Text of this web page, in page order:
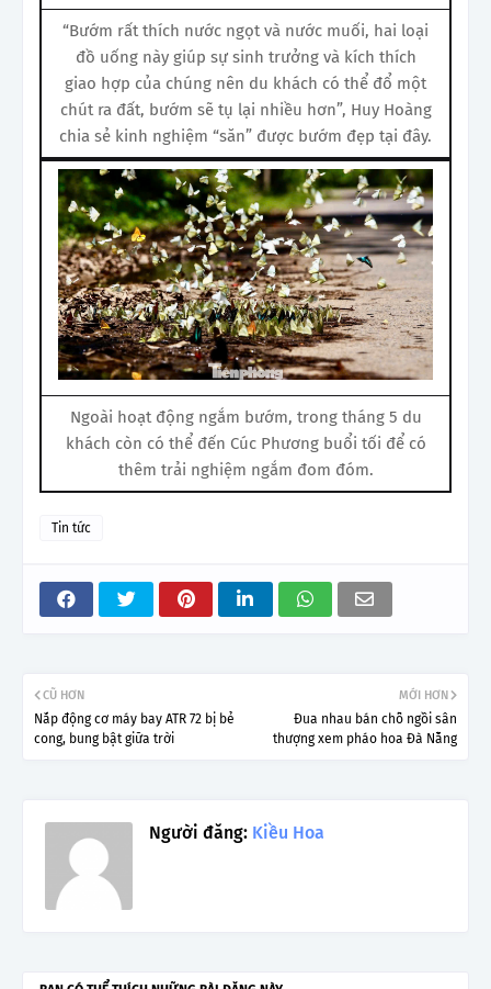
“Bướm rất thích nước ngọt và nước muối, hai loại
đồ uống này giúp sự sinh trưởng và kích thích
giao hợp của chúng nên du khách có thể đổ một
chút ra đất, bướm sẽ tụ lại nhiều hơn”, Huy Hoàng
chia sẻ kinh nghiệm “săn” được bướm đẹp tại đây.
Ngoài hoạt động ngắm bướm, trong tháng 5 du
khách còn có thể đến Cúc Phương buổi tối để có
thêm trải nghiệm ngắm đom đóm.
Tin tức
MỚI HƠN
Đua nhau bán chỗ ngồi sân
thượng xem pháo hoa Đà Nẵng
CŨ HƠN
Nắp động cơ máy bay ATR 72 bị bẻ
cong, bung bật giữa trời
Người đăng: Kiều Hoa